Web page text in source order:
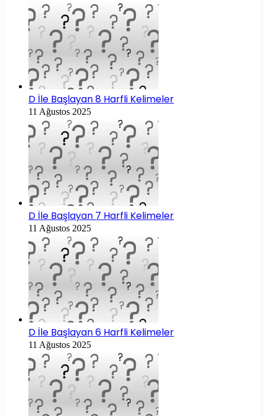
D İle Başlayan 8 Harfli Kelimeler
11 Ağustos 2025
D İle Başlayan 7 Harfli Kelimeler
11 Ağustos 2025
D İle Başlayan 6 Harfli Kelimeler
11 Ağustos 2025